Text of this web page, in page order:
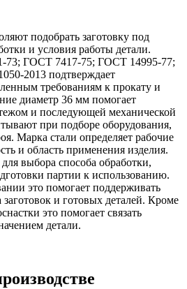
подобрать заготовку под
и условия работы детали.
73; ГОСТ 7417-75; ГОСТ 14995-77;
2013 подтверждает
требованиям к прокату и
диаметр 36 мм помогает
и последующей механической
при подборе оборудования,
Марка стали определяет рабочие
и область применения изделия.
выбора способа обработки,
партии к использованию.
это помогает поддерживать
и готовых деталей. Кроме
это помогает связать
детали.